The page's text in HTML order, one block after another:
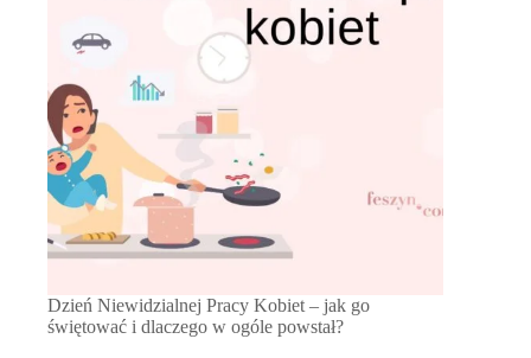
Dzień Niewidzialnej Pracy Kobiet – jak go
świętować i dlaczego w ogóle powstał?